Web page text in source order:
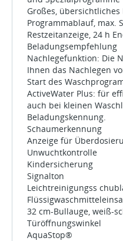
Großes, übersichtliches
Programmablauf, max.
Restzeitanzeige, 24 h
Beladungsempfehlung
Nachlegefunktion: Die
Ihnen das Nachlegen
Start des
ActiveWater Plus: für
auch bei kleinen
Beladungskennung.
Schaumerkennung
Anzeige für
Unwuchtkontrolle
Kindersicherung
Signalton
Leichtreinigungss
32 cm-Bullauge, weiß-
Türöffnungswinkel
AquaStop®